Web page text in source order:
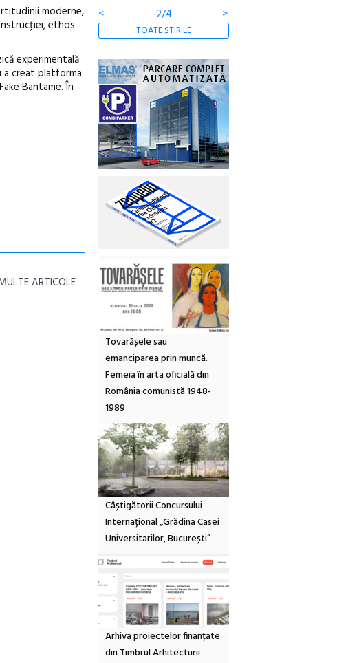
moderne,
ethos
experimentală
a creat platforma
Bantame. În
ARTICOLE
< 2/4 >
TOATE ȘTIRILE
Tovarășele sau
emanciparea prin muncă.
Femeia în arta oficială din
România comunistă 1948-
1989
Câștigătorii Concursului
Internațional „Grădina Casei
Universitarilor, București”
Arhiva proiectelor finanțate
din Timbrul Arhitecturii